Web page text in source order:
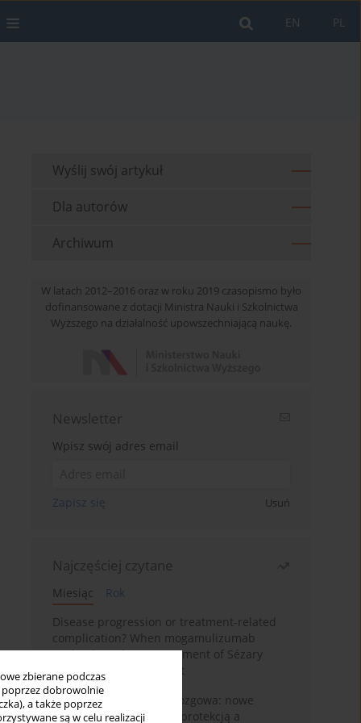
zbierane podczas
poprzez dobrowolnie
a także poprzez
są w celu realizacji
PL
EN
Wyślij swój artykuł
Dla autorów
Archiwum
W latach 2012–2016 oraz w roku 2019 czasopismo było
dofinansowane z dotacji Ministra Nauki i Szkolnictwa
Wyższego na działalność upowszechniającą naukę.
Newsletter
Wpisz swój adres email
Zapisz się Usuń
Najczęściej czytane
Miesiąc
Rok
Disease progression or treatment-related
complication? When mogamulizumab
misleads in the management of Sézary
syndrome: A case report
BPC-157 i oś jelitowo-mózgowa: nowe
powiązania między cytoprotekcją a